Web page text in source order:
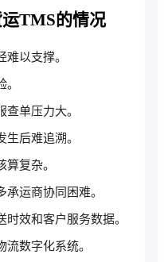
TMS的情况
以支撑。
单压力大。
后难追溯。
复杂。
运商协同困难。
效和客户服务数据。
数字化系统。